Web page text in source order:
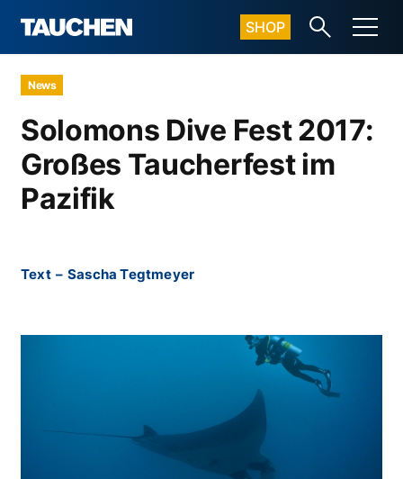
SHOP
News
Solomons Dive Fest 2017:
Großes Taucherfest im
Pazifik
Text – Sascha Tegtmeyer